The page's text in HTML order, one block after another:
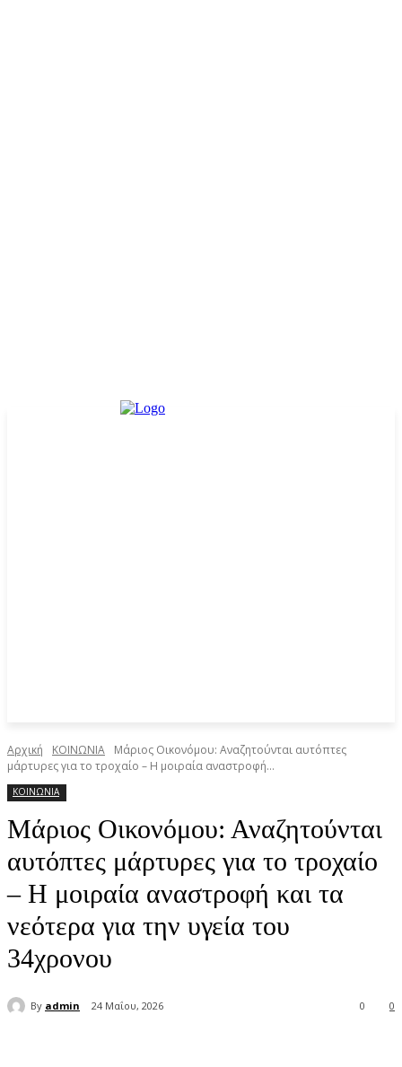
Αρχική ΚΟΙΝΩΝΙΑ
Μάριος Οικονόμου: Αναζητούνται αυτόπτες
μάρτυρες για το τροχαίο – Η μοιραία αναστροφή...
ΚΟΙΝΩΝΙΑ
Μάριος Οικονόμου: Αναζητούνται
αυτόπτες μάρτυρες για το τροχαίο
– Η μοιραία αναστροφή και τα
νεότερα για την υγεία του
34χρονου
By admin 24 Μαΐου, 2026 0
0